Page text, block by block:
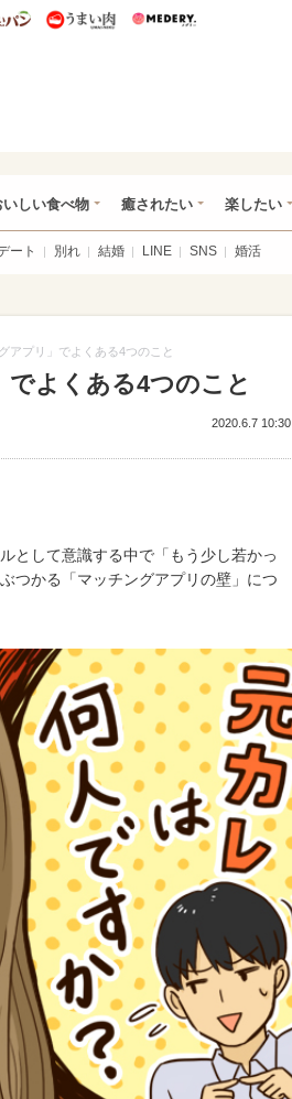
集
めし うまいパン うまい肉
いしい食べ物 癒されたい 楽したい
ート 別れ 結婚 LINE SNS 婚活
アプリ」でよくある4つのこと
よくある4つのこと
2020.6.7 10:30
として意識する中で「もう少し若かっ
つかる「マッチングアプリの壁」につ